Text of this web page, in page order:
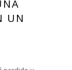
UN